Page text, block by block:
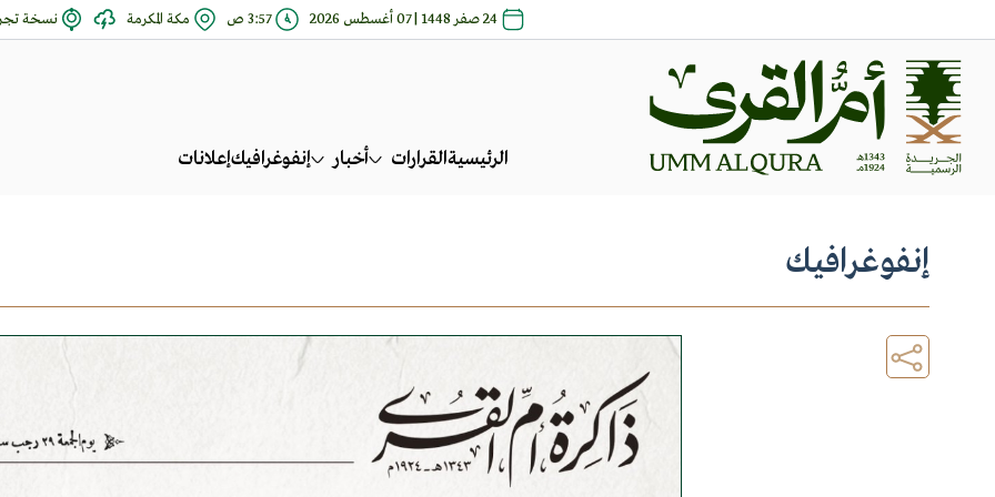
24 صفر 1448 | 07 أغسطس 2026 3:57 ص مكة المكرمة نسخة
الرئيسيةالقرارات أخبار إنفوغرافيكإعلانات
إنفوغرافيك